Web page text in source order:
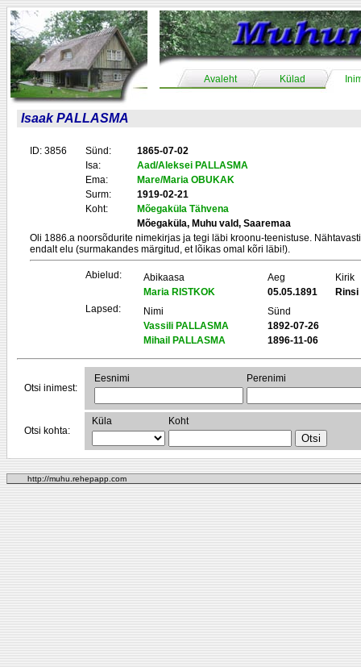
Avaleht Külad
Isaak PALLASMA
ID: 3856 Sünd:
1865-07-02
Isa:
Aad/Aleksei PALLASMA
Ema:
Mare/Maria OBUKAK
Surm:
1919-02-21
Koht:
Mõegaküla Tähvena
Mõegaküla, Muhu vald, Saaremaa
Oli 1886.a noorsõdurite nimekirjas ja tegi läbi kroonu-teenistuse.
endalt elu (surmakandes märgitud, et lõikas omal kõri läbi!).
Abielud: Abikaasa Aeg
Kirik
Maria RISTKOK
05.05.1891
Rinsi
Lapsed:
Nimi
Sünd
Vassili PALLASMA
1892-07-26
Mihail PALLASMA
1896-11-06
Otsi inimest:
Eesnimi Perenimi
Otsi kohta:
Küla Koht
http://muhu.rehepapp.com